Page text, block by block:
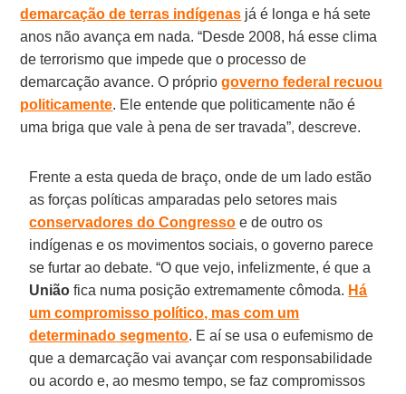
demarcação de terras indígenas já é longa e há sete
anos não avança em nada. “Desde 2008, há esse clima
de terrorismo que impede que o processo de
demarcação avance. O própriogoverno federal recuou
politicamente. Ele entende que politicamente não é
uma briga que vale à pena de ser travada”, descreve.
Frente a esta queda de braço, onde de um lado estão
as forças políticas amparadas pelo setores mais
conservadores do Congresso e de outro os
indígenas e os movimentos sociais, o governo parece
se furtar ao debate. “O que vejo, infelizmente, é que a
União fica numa posição extremamente cômoda. Há
um compromisso político, mas com um
determinado segmento. E aí se usa o eufemismo de
que a demarcação vai avançar com responsabilidade
ou acordo e, ao mesmo tempo, se faz compromissos